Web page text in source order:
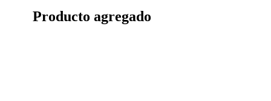
Producto agregado